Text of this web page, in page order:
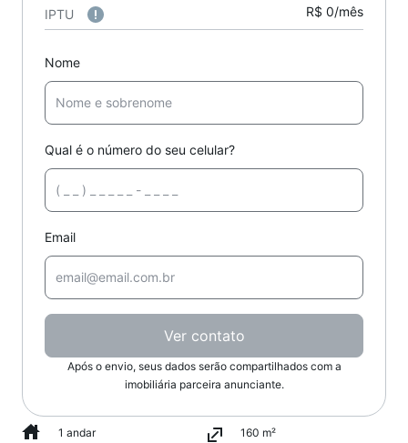
IPTU R$ 0/mês
Nome
Qual é o número do seu celular?
Email
Ver contato
Após o envio, seus dados serão compartilhados com a
imobiliária parceira anunciante.
1 andar
160 m²